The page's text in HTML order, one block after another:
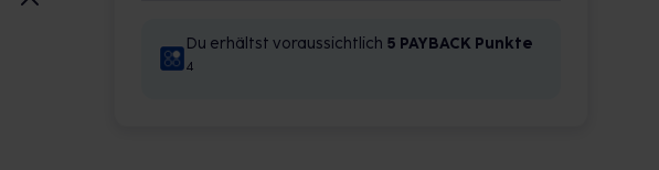
Du erhältst voraussichtlich 5 PAYBACK Punkte
4